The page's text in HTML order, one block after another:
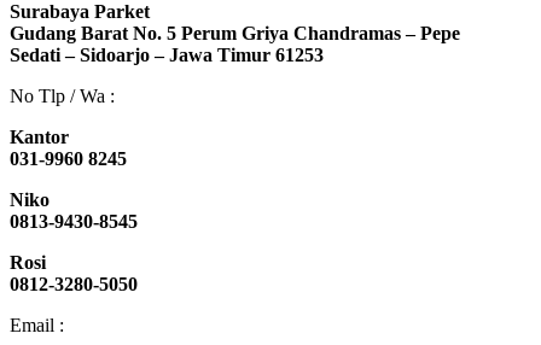
Surabaya Parket
Gudang Barat No. 5 Perum Griya Chandramas – Pepe
Sedati – Sidoarjo – Jawa Timur 61253
No Tlp / Wa :
Kantor
031-9960 8245
Niko
0813-9430-8545
Rosi
0812-3280-5050
Email :